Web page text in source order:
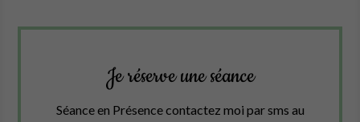
Je réserve une séance
Séance en Présence contactez moi par sms au